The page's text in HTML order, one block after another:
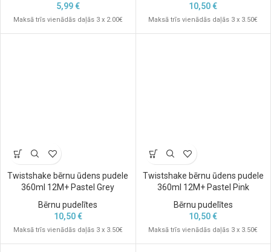
5,99€
Maksā trīs vienādās daļās 3 x 2.00€
10,50€
Maksā trīs vienādās daļās 3 x 3.50€
Twistshake bērnu ūdens pudele
360ml 12M+ Pastel Grey
Bērnu pudelītes
10,50€
Maksā trīs vienādās daļās 3 x 3.50€
Twistshake bērnu ūdens pudele
360ml 12M+ Pastel Pink
Bērnu pudelītes
10,50€
Maksā trīs vienādās daļās 3 x 3.50€